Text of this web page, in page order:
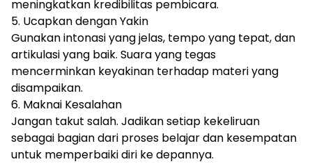
meningkatkan kredibilitas pembicara.
5. Ucapkan dengan Yakin
Gunakan intonasi yang jelas, tempo yang tepat, dan
artikulasi yang baik. Suara yang tegas
mencerminkan keyakinan terhadap materi yang
disampaikan.
6. Maknai Kesalahan
Jangan takut salah. Jadikan setiap kekeliruan
sebagai bagian dari proses belajar dan kesempatan
untuk memperbaiki diri ke depannya.